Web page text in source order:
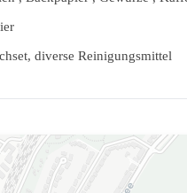
diverse Reinigungsmittel